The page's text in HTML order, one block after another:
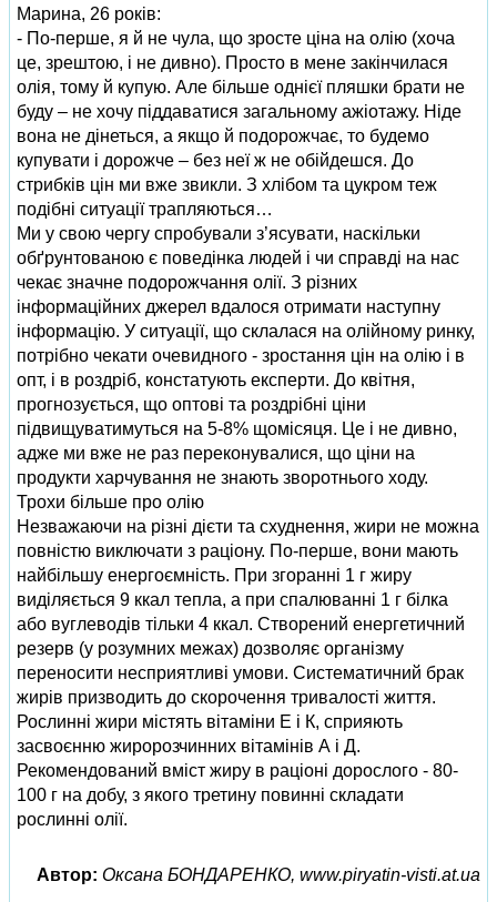
Марина, 26 років:
- По-перше, я й не чула, що зросте ціна на олію (хоча
це, зрештою, і не дивно). Просто в мене закінчилася
олія, тому й купую. Але більше однієї пляшки брати не
буду – не хочу піддаватися загальному ажіотажу. Ніде
вона не дінеться, а якщо й подорожчає, то будемо
купувати і дорожче – без неї ж не обійдешся. До
стрибків цін ми вже звикли. З хлібом та цукром теж
подібні ситуації трапляються…
Ми у свою чергу спробували з’ясувати, наскільки
обґрунтованою є поведінка людей і чи справді на нас
чекає значне подорожчання олії. З різних
інформаційних джерел вдалося отримати наступну
інформацію. У ситуації, що склалася на олійному ринку,
потрібно чекати очевидного - зростання цін на олію і в
опт, і в роздріб, констатують експерти. До квітня,
прогнозується, що оптові та роздрібні ціни
підвищуватимуться на 5-8% щомісяця. Це і не дивно,
адже ми вже не раз переконувалися, що ціни на
продукти харчування не знають зворотнього ходу.
Трохи більше про олію
Незважаючи на різні дієти та схуднення, жири не можна
повністю виключати з раціону. По-перше, вони мають
найбільшу енергоємність. При згоранні 1 г жиру
виділяється 9 ккал тепла, а при спалюванні 1 г білка
або вуглеводів тільки 4 ккал. Створений енергетичний
резерв (у розумних межах) дозволяє організму
переносити несприятливі умови. Систематичний брак
жирів призводить до скорочення тривалості життя.
Рослинні жири містять вітаміни Е і К, сприяють
засвоєнню жиророзчинних вітамінів А і Д.
Рекомендований вміст жиру в раціоні дорослого - 80-
100 г на добу, з якого третину повинні складати
рослинні олії.
Автор: Оксана БОНДАРЕНКО, www.piryatin-visti.at.ua